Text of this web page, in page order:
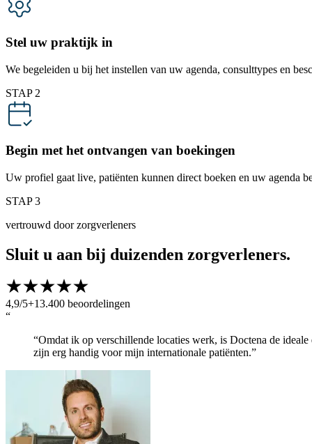
Stel uw praktijk in
We begeleiden u bij het instellen van uw agenda, consulttypes en
STAP 2
Begin met het ontvangen van boekingen
Uw profiel gaat live, patiënten kunnen direct boeken en uw agenda
STAP 3
vertrouwd door zorgverleners
Sluit u aan bij duizenden zorgverleners.
4,9/5+13.400 beoordelingen
“
“Omdat ik op verschillende locaties werk, is Doctena de
zijn erg handig voor mijn internationale patiënten.”